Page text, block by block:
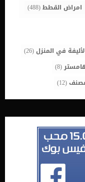
امراض القطط(488)
في المنزل(26)
(8)
(12)